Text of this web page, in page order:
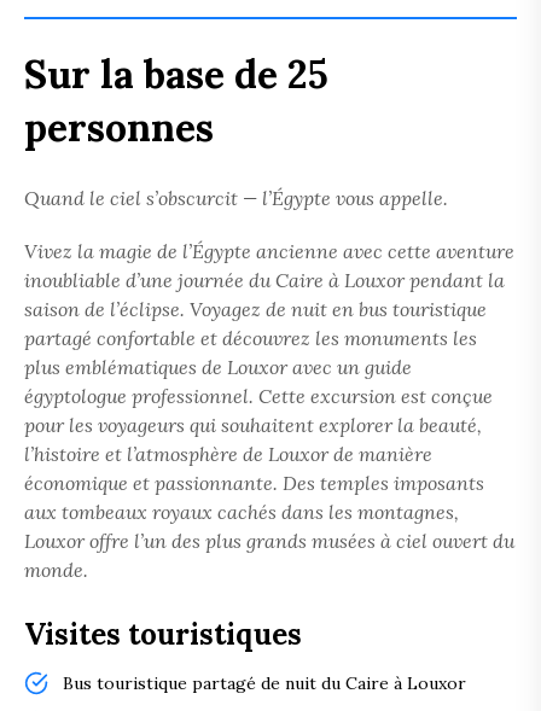
Sur la base de 25
personnes
Quand le ciel s’obscurcit — l’Égypte vous appelle.
Vivez la magie de l’Égypte ancienne avec cette aventure
inoubliable d’une journée du Caire à Louxor pendant la
saison de l’éclipse. Voyagez de nuit en bus touristique
partagé confortable et découvrez les monuments les
plus emblématiques de Louxor avec un guide
égyptologue professionnel. Cette excursion est conçue
pour les voyageurs qui souhaitent explorer la beauté,
l’histoire et l’atmosphère de Louxor de manière
économique et passionnante. Des temples imposants
aux tombeaux royaux cachés dans les montagnes,
Louxor offre l’un des plus grands musées à ciel ouvert du
monde.
Visites touristiques
Bus touristique partagé de nuit du Caire à Louxor